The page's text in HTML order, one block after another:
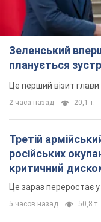
Зеленський
планується
Це перший візит
2 часа назад 20,1 т.
Третій
російських
критичний
Це зараз переростає
5 часов назад 50,8 т.